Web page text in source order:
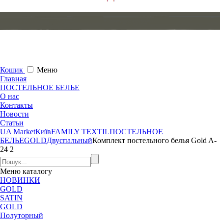
Кошик
Меню
Главная
ПОСТЕЛЬНОЕ БЕЛЬЕ
О нас
Контакты
Новости
Статьи
UA MarketКиївFAMILY TEXTILПОСТЕЛЬНОЕ
БЕЛЬЕGOLDДвуспальныйКомплект постельного белья Gold A-
24 2
Меню каталогу
НОВИНКИ
GOLD
SATIN
GOLD
Полуторный